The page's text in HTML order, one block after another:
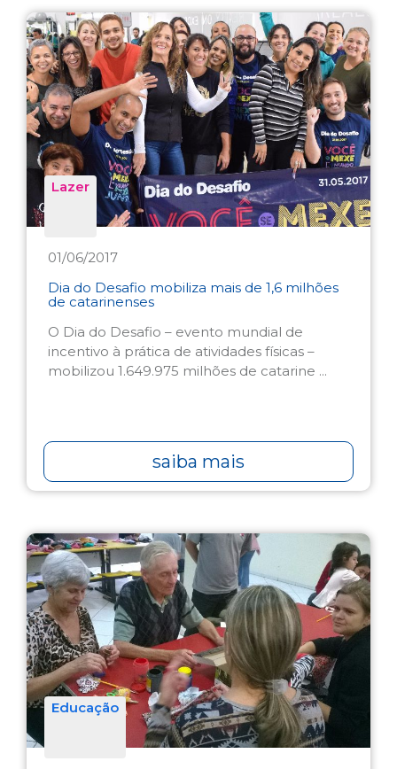
Lazer
01/06/2017
Dia do Desafio mobiliza mais de 1,6 milhões
de catarinenses
O Dia do Desafio – evento mundial de
incentivo à prática de atividades físicas –
mobilizou 1.649.975 milhões de catarine ...
saiba mais
Educação